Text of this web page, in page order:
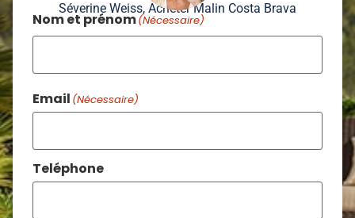
Séverine Weiss, Acheter Malin Costa Brava
Nom et prénom(Nécessaire)
Email (Nécessaire)
Teléphone